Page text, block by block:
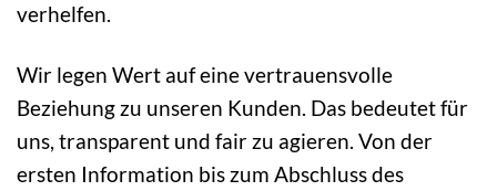
verhelfen.
Wir legen Wert auf eine vertrauensvolle
Beziehung zu unseren Kunden. Das bedeutet für
uns, transparent und fair zu agieren. Von der
ersten Information bis zum Abschluss des